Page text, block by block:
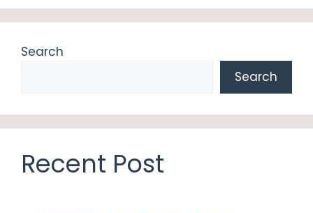
Search
Search
Recent Post